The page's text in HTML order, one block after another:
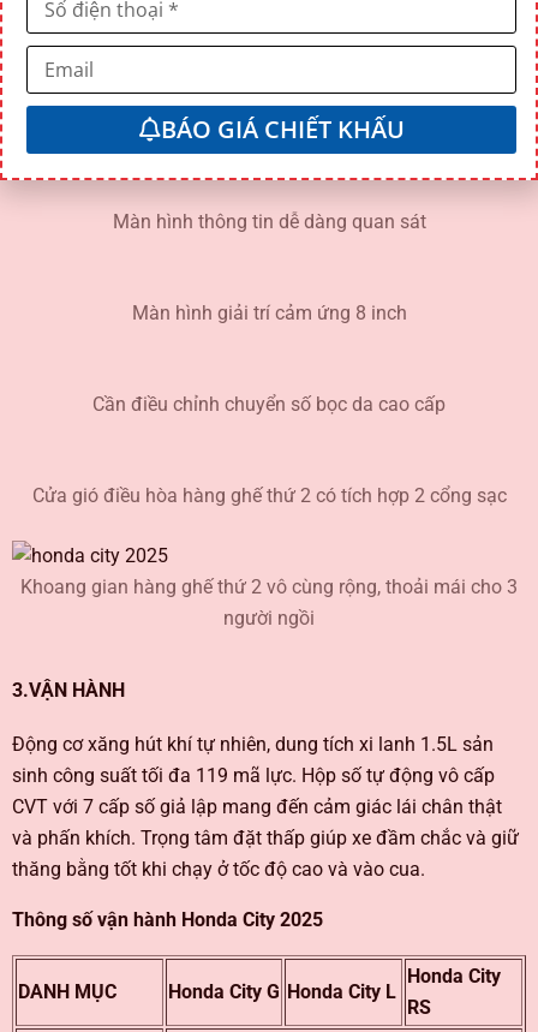
Ghế bọc da cao cấp, may chỉ màu đỏ
Vô lăng bọc da, các nút bấm điều chỉnh tích hợp trên vô lăng
Màn hình thông tin dễ dàng quan sát
Màn hình giải trí cảm ứng 8 inch
Cần điều chỉnh chuyển số bọc da cao cấp
Cửa gió điều hòa hàng ghế thứ 2 có tích hợp 2 cổng sạc
Khoang gian hàng ghế thứ 2 vô cùng rộng, thoải mái cho 3
người ngồi
3.VẬN HÀNH
Động cơ xăng hút khí tự nhiên, dung tích xi lanh 1.5L sản
sinh công suất tối đa 119 mã lực. Hộp số tự động vô cấp
CVT với 7 cấp số giả lập mang đến cảm giác lái chân thật
và phấn khích. Trọng tâm đặt thấp giúp xe đầm chắc và giữ
thăng bằng tốt khi chạy ở tốc độ cao và vào cua.
Thông số vận hành Honda City 2025
DANH MỤC Honda City G Honda City L
Honda City
RS
BÁO GIÁ CHIẾT KHẤU